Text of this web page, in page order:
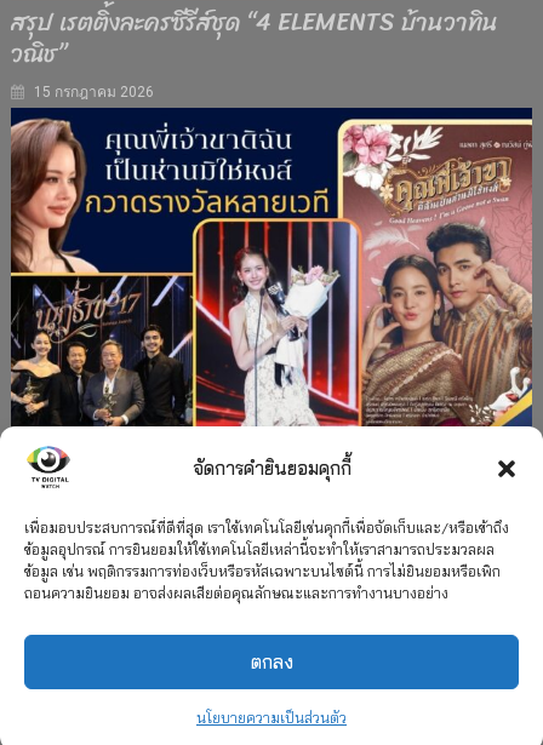
จัดการคำยินยอมคุกกี้
เพื่อมอบประสบการณ์ที่ดีที่สุด เราใช้เทคโนโลยีเช่นคุกกี้เพื่อจัดเก็บและ/หรือเข้าถึง
ข้อมูลอุปกรณ์ การยินยอมให้ใช้เทคโนโลยีเหล่านี้จะทำให้เราสามารถประมวลผล
ข้อมูล เช่น พฤติกรรมการท่องเว็บหรือรหัสเฉพาะบนไซต์นี้ การไม่ยินยอมหรือเพิก
ถอนความยินยอม อาจส่งผลเสียต่อคุณลักษณะและการทำงานบางอย่าง
ตกลง
นโยบายความเป็นส่วนตัว
สรุป เรตติ้งละครซีรีส์ชุด “4 ELEMENTS บ้านวาทิน
วณิช”
15 กรกฎาคม 2026
”คุณพี่เจ้าขาดิฉันเป็นห่านมิใช่หงส์” กวาดรางวัล
เพียบ จาก 8 เวที
2026 TV Digital Watch All Rights Reserved.
รวมเรตติ้ง 2018-2022
สื่อวีดิทัศน์